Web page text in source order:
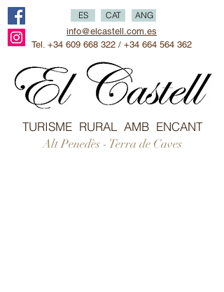
info@elcastell.com.es
Tel. +34 609 668 322 / +34 664 564 362
ES CAT ANG
TURISME RURAL AMB ENCANT
Alt Penedès - Terra de Caves